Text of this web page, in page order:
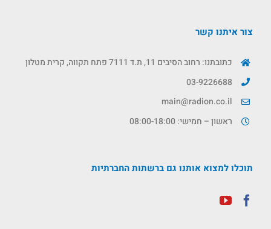
צור איתנו קשר
כתובתנו: רחוב הסיבים 11, ת.ד 7111 פתח תקווה, קרית מטלון
03-9226688
main@radion.co.il
ראשון – חמישי: 08:00-18:00
תוכלו למצוא אותנו גם ברשתות החברתיות